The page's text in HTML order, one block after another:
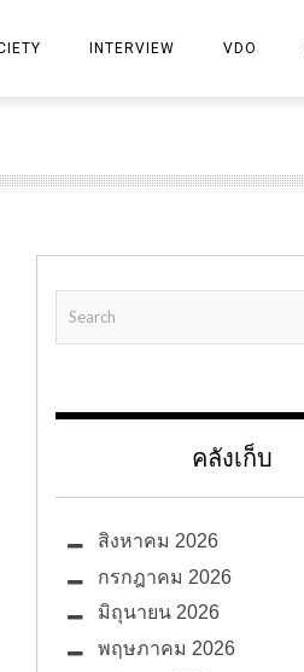
INTERVIEW VDO
คลังเก็บ
สิงหาคม 2026
กรกฎาคม 2026
มิถุนายน 2026
พฤษภาคม 2026